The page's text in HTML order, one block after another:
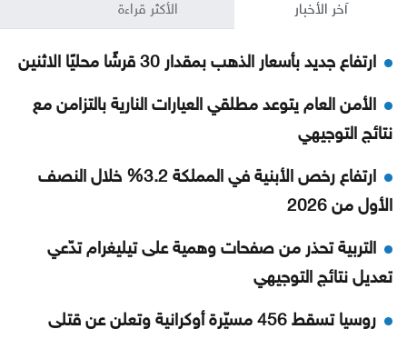
آخر الأخبار الأكثر قراءة
ارتفاع جديد بأسعار الذهب بمقدار 30 قرشًا محليًا الاثنين
الأمن العام يتوعد مطلقي العيارات النارية بالتزامن مع
نتائج التوجيهي
ارتفاع رخص الأبنية في المملكة 3.2% خلال النصف
الأول من 2026
التربية تحذر من صفحات وهمية على تيليغرام تدّعي
تعديل نتائج التوجيهي
روسيا تسقط 456 مسيّرة أوكرانية وتعلن عن قتلى